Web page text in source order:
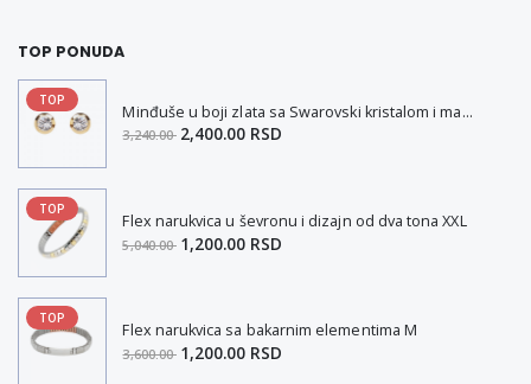
TOP PONUDA
TOP
Minđuše u boji zlata sa Swarovski kristalom i magnetom
3,240.00 2,400.00 RSD
TOP
Flex narukvica u ševronu i dizajn od dva tona XXL
5,040.00 1,200.00 RSD
TOP
Flex narukvica sa bakarnim elementima M
3,600.00 1,200.00 RSD